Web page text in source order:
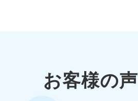
お客様の声